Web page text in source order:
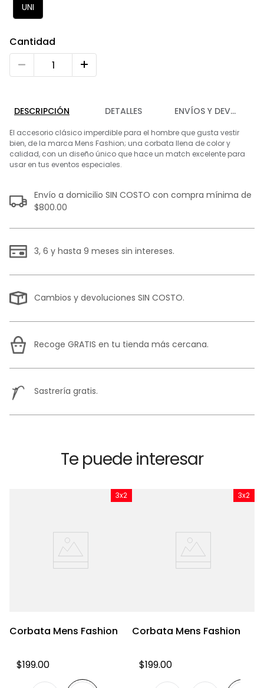
UNI
Cantidad
DESCRIPCIÓN DETALLES ENVÍOS Y
El accesorio clásico imperdible para el hombre que gusta vestir
bien, de la marca Mens Fashion; una corbata llena de color y
calidad, con un diseño único que hace un match excelente para
usar en tus eventos especiales.
Envío a domicilio SIN COSTO con compra mínima de
$800.00
3, 6 y hasta 9 meses sin intereses.
Cambios y devoluciones SIN COSTO.
Recoge GRATIS en tu tienda más cercana.
Sastrería gratis.
Te puede interesar
3x2
Corbata Mens Fashion
$199.00
3x2
Corbata Mens Fashion
$199.00
playera